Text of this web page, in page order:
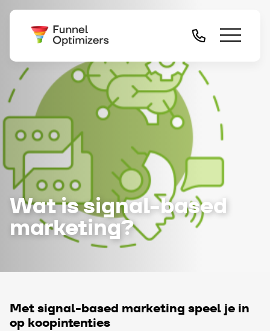
Wat is signal-based
marketing?
Met signal-based marketing speel je in
op koopintenties